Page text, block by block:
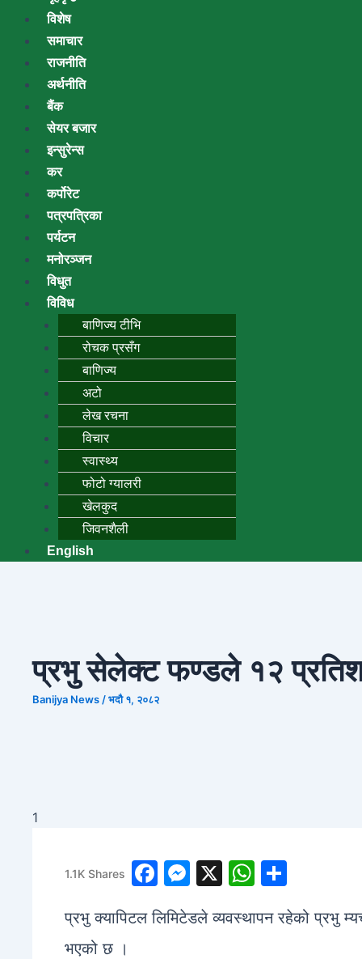
विशेष
समाचार
राजनीति
अर्थनीति
बैंक
सेयर बजार
इन्सुरेन्स
कर
कर्पोरेट
पत्रपत्रिका
पर्यटन
मनोरञ्जन
विधुत
विविध
बाणिज्य टीभि
रोचक प्रसँग
बाणिज्य
अटो
लेख रचना
विचार
स्वास्थ्य
फोटो ग्यालरी
खेलकुद
जिवनशैली
English
प्रभु सेलेक्ट फण्डले १२
Banijya News/भदौ १, २०८२
1
1.1K Shares
F
c
M
s
X
W
at ar
प्रभु क्यापिटल लिमिटेडले व्यवस्थापन रहेको प्रभु
भएको छ ।